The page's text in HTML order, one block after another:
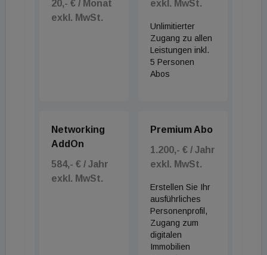
20,- € / Monat
exkl. MwSt.
exkl. MwSt.
Unlimitierter
Zugang zu allen
Leistungen inkl.
5 Personen
Abos
Networking
AddOn
584,- € / Jahr
exkl. MwSt.
Premium Abo
1.200,- € / Jahr
exkl. MwSt.
Erstellen Sie Ihr
ausführliches
Personenprofil,
Zugang zum
digitalen
Immobilien